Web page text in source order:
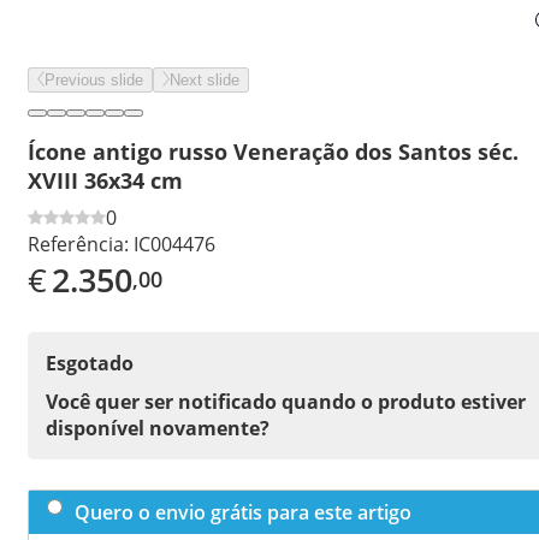
Previous slide Next slide
Ícone antigo russo Veneração dos Santos séc.
XVIII 36x34 cm
0
Referência: IC004476
€2.350,00
Esgotado
Você quer ser notificado quando o produto estiver
disponível novamente?
Quero o envio grátis para este artigo